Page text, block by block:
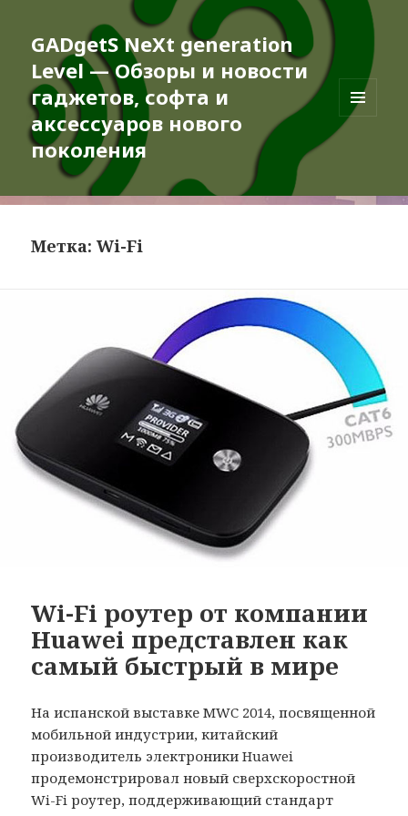
GADgetS NeXt generation
Level — Обзоры и новости
гаджетов, софта и
аксессуаров нового
поколения
МЕНЮ
Метка:Wi-Fi
Wi-Fi роутер от компании
Huawei представлен как
самый быстрый в мире
На испанской выставке MWC 2014, посвященной
мобильной индустрии, китайский
производитель электроники Huawei
продемонстрировал новый сверхскоростной
Wi-Fi роутер, поддерживающий стандарт